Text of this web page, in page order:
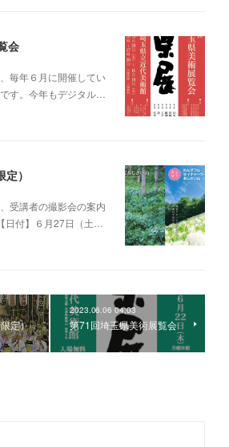
会
毎年６月に開催してい
す。今年もデジタル…
）
受講者の撮影会の案内
日付】６月27日（土…
定）
2023.06.06 04:03
第71回埼玉県美術展覧会